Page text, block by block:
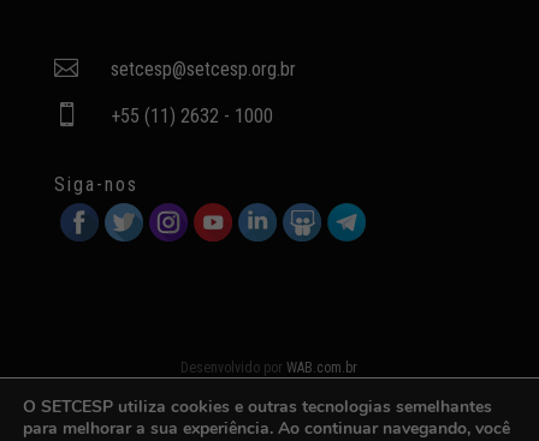
 setcesp@setcesp.org.br
 +55 (11) 2632 - 1000
Siga-nos
Desenvolvido porWAB.com.br
O SETCESP utiliza cookies e outras tecnologias semelhantes
para melhorar a sua experiência. Ao continuar navegando, você